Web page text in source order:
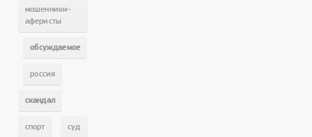
мошенники-
аферисты
обсуждаемое
россия
скандал
спорт суд